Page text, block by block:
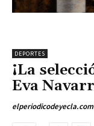
DEPORTES
¡La
Eva
elperiodicodeyecla.com